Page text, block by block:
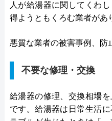
人が給湯器に関してくわ
得ようともくろむ業者があ
悪質な業者の被害事例、防
不要な修理・交換
給湯器の修理、交換相場
です。給湯器は日常生活